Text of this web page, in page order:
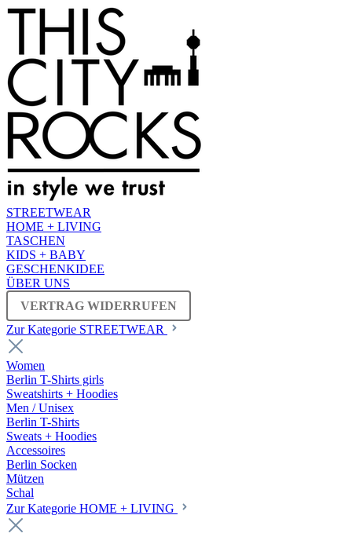
STREETWEAR
HOME + LIVING
TASCHEN
KIDS + BABY
GESCHENKIDEE
ÜBER UNS
VERTRAG WIDERRUFEN
Zur Kategorie STREETWEAR
Women
Berlin T-Shirts girls
Sweatshirts + Hoodies
Men / Unisex
Berlin T-Shirts
Sweats + Hoodies
Accessoires
Berlin Socken
Mützen
Schal
Zur Kategorie HOME + LIVING